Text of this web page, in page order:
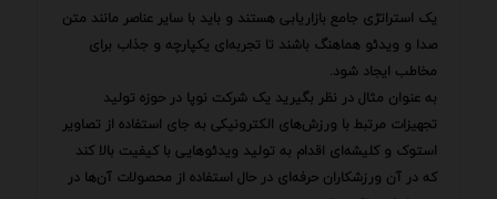
یک استراتژی جامع بازاریابی هستند و باید با سایر عناصر مانند متن
صدا و ویدئو هماهنگ باشند تا تجربه‌ای یکپارچه و جذاب برای
مخاطب ایجاد شود.
به عنوان مثال در نظر بگیرید یک شرکت نوپا در حوزه تولید
تجهیزات مرتبط با ورزش‌های الکترونیکی به جای استفاده از تصاویر
استوک و کلیشه‌ای اقدام به تولید ویدئوهایی با کیفیت بالا کند
که در آن ورزشکاران حرفه‌ای در حال استفاده از محصولات آن‌ها در